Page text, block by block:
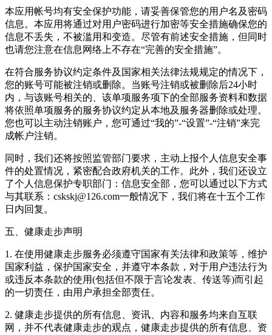
本应用帐号均有安全保护功能，请妥善保管您的用户名及密码
信息。本应用将通过对用户密码进行加密等安全措施确保您的
信息不丢失，不被滥用和变造。尽管有前述安全措施，但同时
也请您注意在信息网络上不存在“完善的安全措施”。
在符合服务协议约定条件及国家相关法律法规规定的情况下，
您的账号可能被注销或删除。当账号注销或被删除后24小时
内，与该账号相关的、该单项服务项下的全部服务资料和数据
将依照单项服务的服务协议约定从本地及服务器删除或处理。
您也可以主动注销账户，您可通过“我的”-“设置”-“注销”来完
成帐户注销。
同时，我们还将按照监管部门要求，主动上报个人信息安全事
件的处置情况，紧密配合政府机关的工作。此外，我们还设立
了个人信息保护专职部门：信息安全部，您可以通过以下方式
与其联系：cskskj@126.com一般情况下，我们将在十五个工作
日内回复。
五、健康走步声明
1. 在使用健康走步服务必须遵守国家有关法律和政策等，维护
国家利益，保护国家安全，并遵守本条款，对于用户违法行为
或违反本条款的使用(包括但不限于言论发表、传送等)而引起
的一切责任，由用户承担全部责任。
2. 健康走步提供的所有信息、资讯、内容和服务均来自互联
网，并不代表健康走步的观点，健康走步提供的所有信息、资